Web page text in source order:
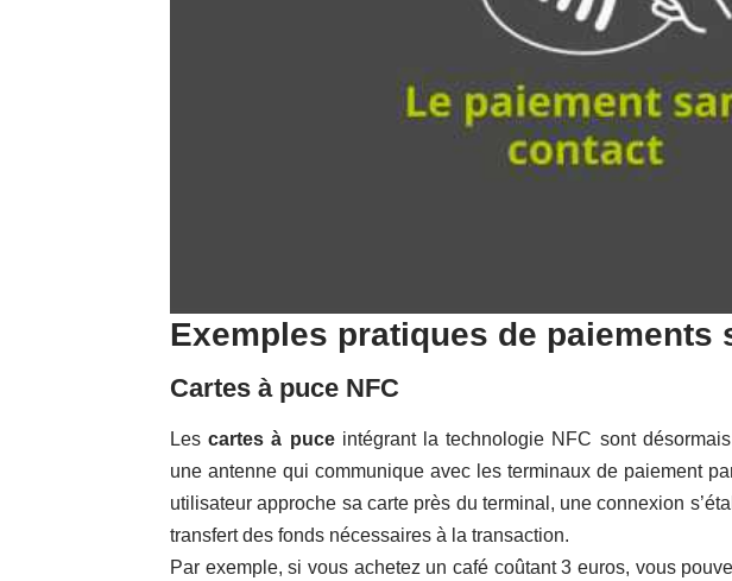
Exemples pratiques de paiements
Cartes à puce NFC
Lescartes à puceintégrant la technologie NFC sont
une antenne qui communique avec les terminaux de paiement
utilisateur approche sa carte près du terminal, une connexion
transfert des fonds nécessaires à la transaction.
Par exemple, si vous achetez un café coûtant 3 euros, vous